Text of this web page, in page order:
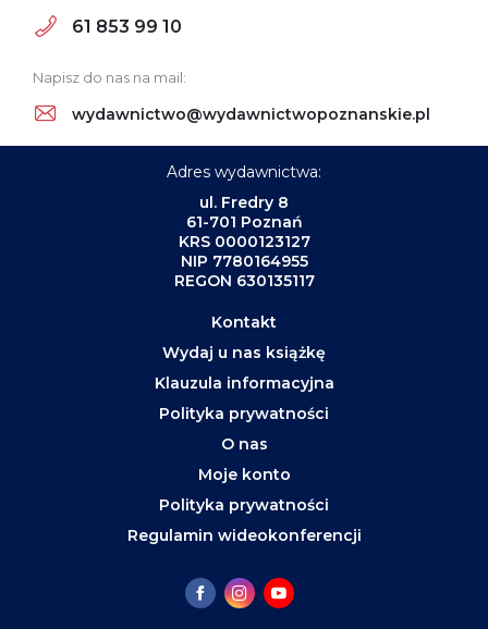
61 853 99 10
Napisz do nas na mail:
wydawnictwo@wydawnictwopoznanskie.pl
Adres wydawnictwa:
ul. Fredry 8
61-701 Poznań
KRS 0000123127
NIP 7780164955
REGON 630135117
Kontakt
Wydaj u nas książkę
Klauzula informacyjna
Polityka prywatności
O nas
Moje konto
Polityka prywatności
Regulamin wideokonferencji